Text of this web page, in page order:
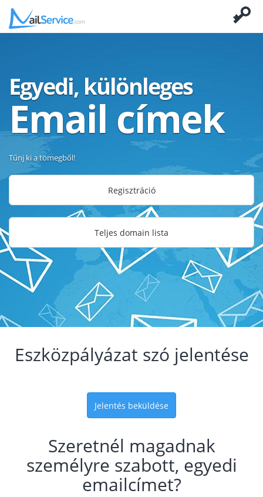
Egyedi, különleges
Email címek
Tűnj ki a tömegből!
Regisztráció
Teljes domain lista
Eszközpályázat szó jelentése
Jelentés beküldése
Szeretnél magadnak
személyre szabott, egyedi
emailcímet?